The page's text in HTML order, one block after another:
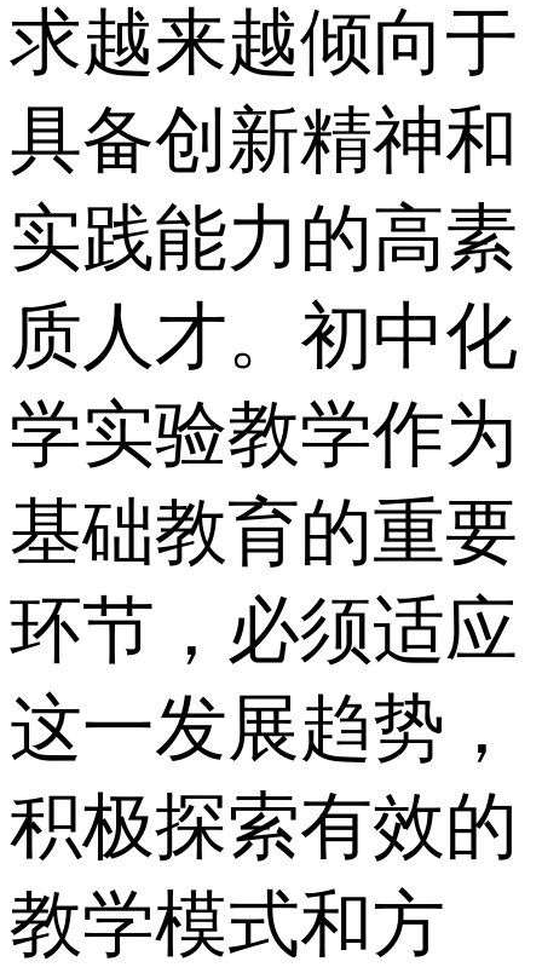
求越来越倾向于
具备创新精神和
实践能力的高素
质人才。初中化
学实验教学作为
基础教育的重要
环节，必须适应
这一发展趋势，
积极探索有效的
教学模式和方